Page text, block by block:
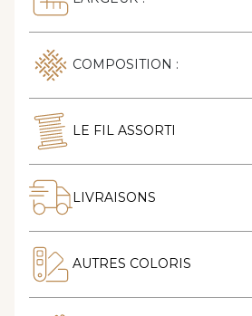
COMPOSITION :
LE FIL ASSORTI
LIVRAISONS
AUTRES COLORIS